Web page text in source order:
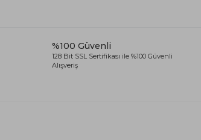
%100 Güvenli
128 Bit SSL Sertifikası ile %100 Güvenli
Alışveriş